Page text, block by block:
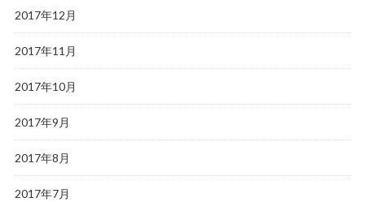
2017年12月
2017年11月
2017年10月
2017年9月
2017年8月
2017年7月